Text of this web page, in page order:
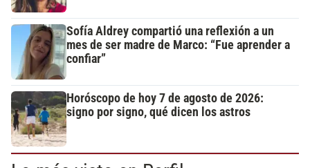
Sofía Aldrey compartió una reflexión a un
mes de ser madre de Marco: “Fue aprender a
confiar”
Horóscopo de hoy 7 de agosto de 2026:
signo por signo, qué dicen los astros